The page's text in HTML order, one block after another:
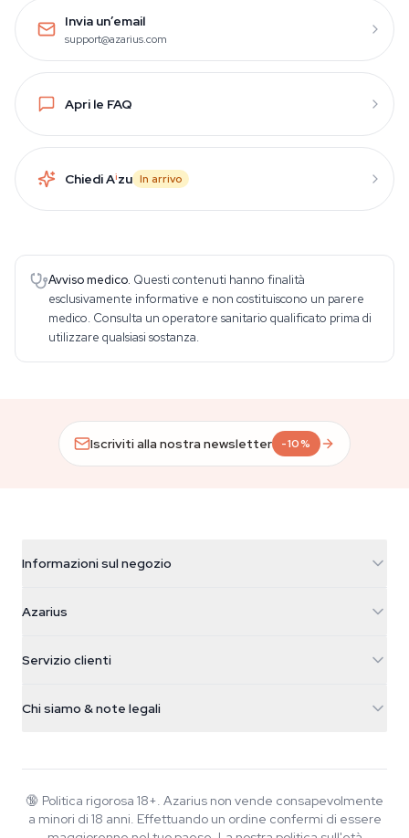
Invia un’email
support@azarius.com
Apri le FAQ
Chiedi Aizu In arrivo
Avviso medico. Questi contenuti hanno finalità
esclusivamente informative e non costituiscono un parere
medico. Consulta un operatore sanitario qualificato prima di
utilizzare qualsiasi sostanza.
Iscriviti alla nostra newsletter -10%
Informazioni sul negozio
Galvaniweg 11
Nederland
+31(0)204897914
Azarius
Smokeshop
Servizio clienti
FAQ
Informativa sulla privacy
Chi siamo & note legali
Wiki
Blog
Musica
🔞 Politica rigorosa 18+. Azarius non vende consapevolmente
a minori di 18 anni. Effettuando un ordine confermi di essere